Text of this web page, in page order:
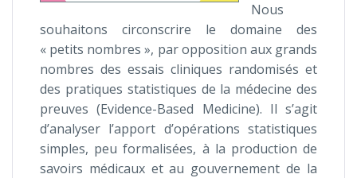
Nous
souhaitons circonscrire le domaine des
« petits nombres », par opposition aux grands
nombres des essais cliniques randomisés et
des pratiques statistiques de la médecine des
preuves (Evidence-Based Medicine). Il s’agit
d’analyser l’apport d’opérations statistiques
simples, peu formalisées, à la production de
savoirs médicaux et au gouvernement de la